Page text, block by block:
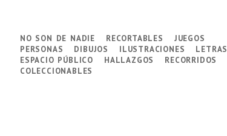
no son de nadie recortables juegos
personas dibujos ilustraciones letras
espacio público hallazgos recorridos
coleccionables